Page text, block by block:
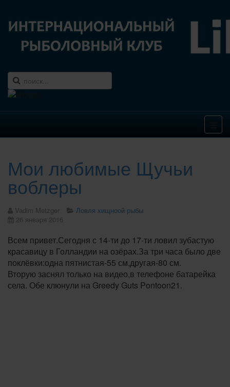
Мои любимые Щучьи
воблеры
Vadim Metzger
Ловля хищноой рыбы
26 января 2016
Всем привет.Сегодня с 14-ти до 17-ти ловил зубастую
красавицу в Голландии на озёрах.За три часа было две
поклёвки:одна пятнистая-55 см,другая-80 см.
Вторую заснял только на видео,в телефоне батарейка
села. Обе клюнули на Greedy Guts Pontoon21.